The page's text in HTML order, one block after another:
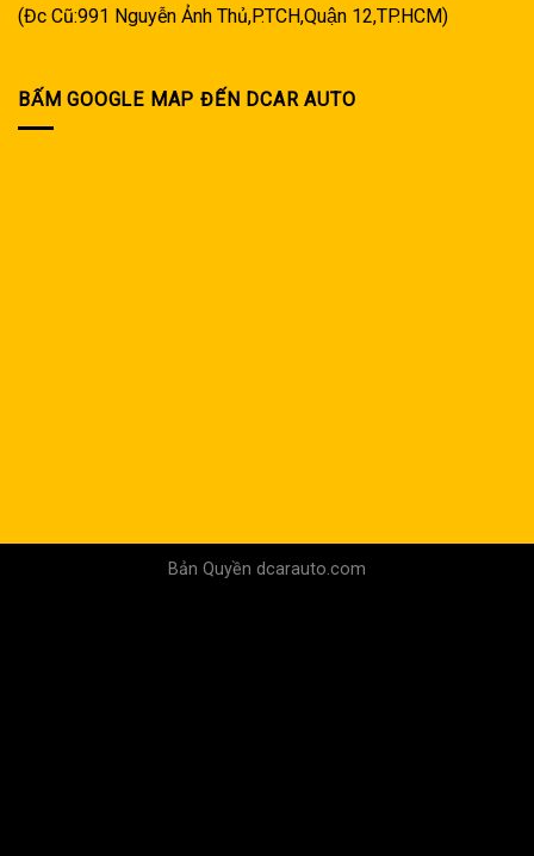
(Đc Cũ:991 Nguyễn Ảnh Thủ,P.TCH,Quận 12,TP.HCM)
BẤM GOOGLE MAP ĐẾN DCAR AUTO
Bản Quyền dcarauto.com